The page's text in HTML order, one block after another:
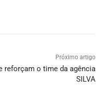
Próximo artigo
reforçam o time da agência
SILVA